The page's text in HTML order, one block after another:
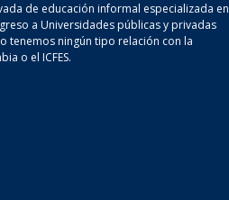
de educación informal especializada en
a Universidades públicas y privadas
tenemos ningún tipo relación con la
o el ICFES.